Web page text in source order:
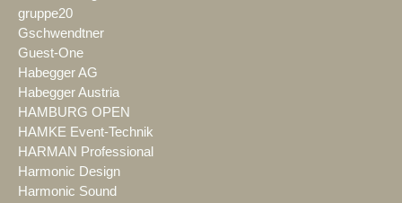
gruppe20
Gschwendtner
Guest-One
Habegger AG
Habegger Austria
HAMBURG OPEN
HAMKE Event-Technik
HARMAN Professional
Harmonic Design
Harmonic Sound